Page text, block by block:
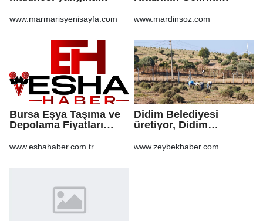
anız küle döndü
www.marmarisyenisayfa.com www.mardinsoz.com
Bursa Eşya Taşıma ve
Depolama Fiyatları
İçin Bilinmesi
www.eshahaber.com.tr
Didim Belediyesi
üretiyor, Didim
www.zeybekhaber.com